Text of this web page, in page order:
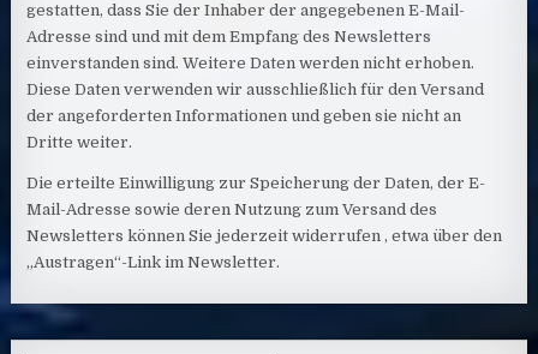
gestatten, dass Sie der Inhaber der angegebenen E-Mail-
Adresse sind und mit dem Empfang des Newsletters
einverstanden sind. Weitere Daten werden nicht erhoben.
Diese Daten verwenden wir ausschließlich für den Versand
der angeforderten Informationen und geben sie nicht an
Dritte weiter.
Die erteilte Einwilligung zur Speicherung der Daten, der E-
Mail-Adresse sowie deren Nutzung zum Versand des
Newsletters können Sie jederzeit widerrufen , etwa über den
„Austragen“-Link im Newsletter.